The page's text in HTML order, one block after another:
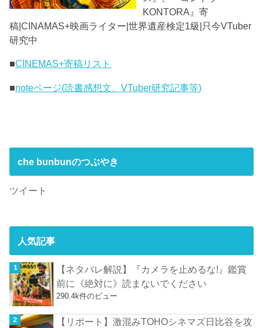
KONTORA』寄
稿|CINAMAS+映画ライター|世界遺産検定1級|只今VTuber
研究中
■CINEMAS+寄稿リスト
■noteページ(読書感想文、VTuber研究記事等)
che bunbunのつぶやき
ツイート
人気記事
【ネタバレ解説】『カメラを止めるな!』鑑賞
前に《絶対に》読まないでください
290.4k件のビュー
【リポート】激混みTOHOシネマズ日比谷を攻